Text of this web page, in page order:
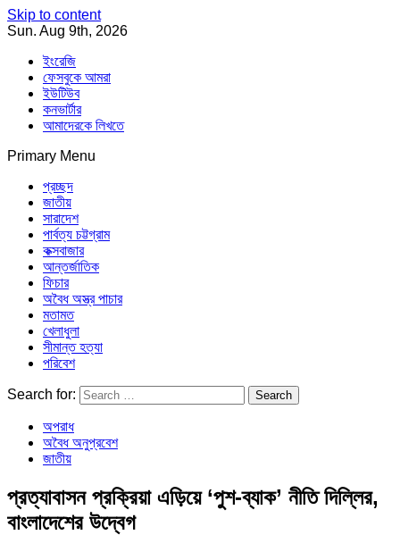
Skip to content
Sun. Aug 9th, 2026
ইংরেজি
ফেসবুকে আমরা
ইউটিউব
কনভার্টার
আমাদেরকে লিখতে
Primary Menu
Southeast Asia Journal
প্রচ্ছদ
জাতীয়
সারাদেশ
পার্বত্য চট্টগ্রাম
কক্সবাজার
আন্তর্জাতিক
ফিচার
অবৈধ অস্ত্র পাচার
মতামত
খেলাধুলা
সীমান্ত হত্যা
পরিবেশ
Search for:
অপরাধ
অবৈধ অনুপ্রবেশ
জাতীয়
প্রত্যাবাসন প্রক্রিয়া এড়িয়ে ‘পুশ-ব্যাক’ নীতি দিল্লির,
বাংলাদেশের উদ্বেগ